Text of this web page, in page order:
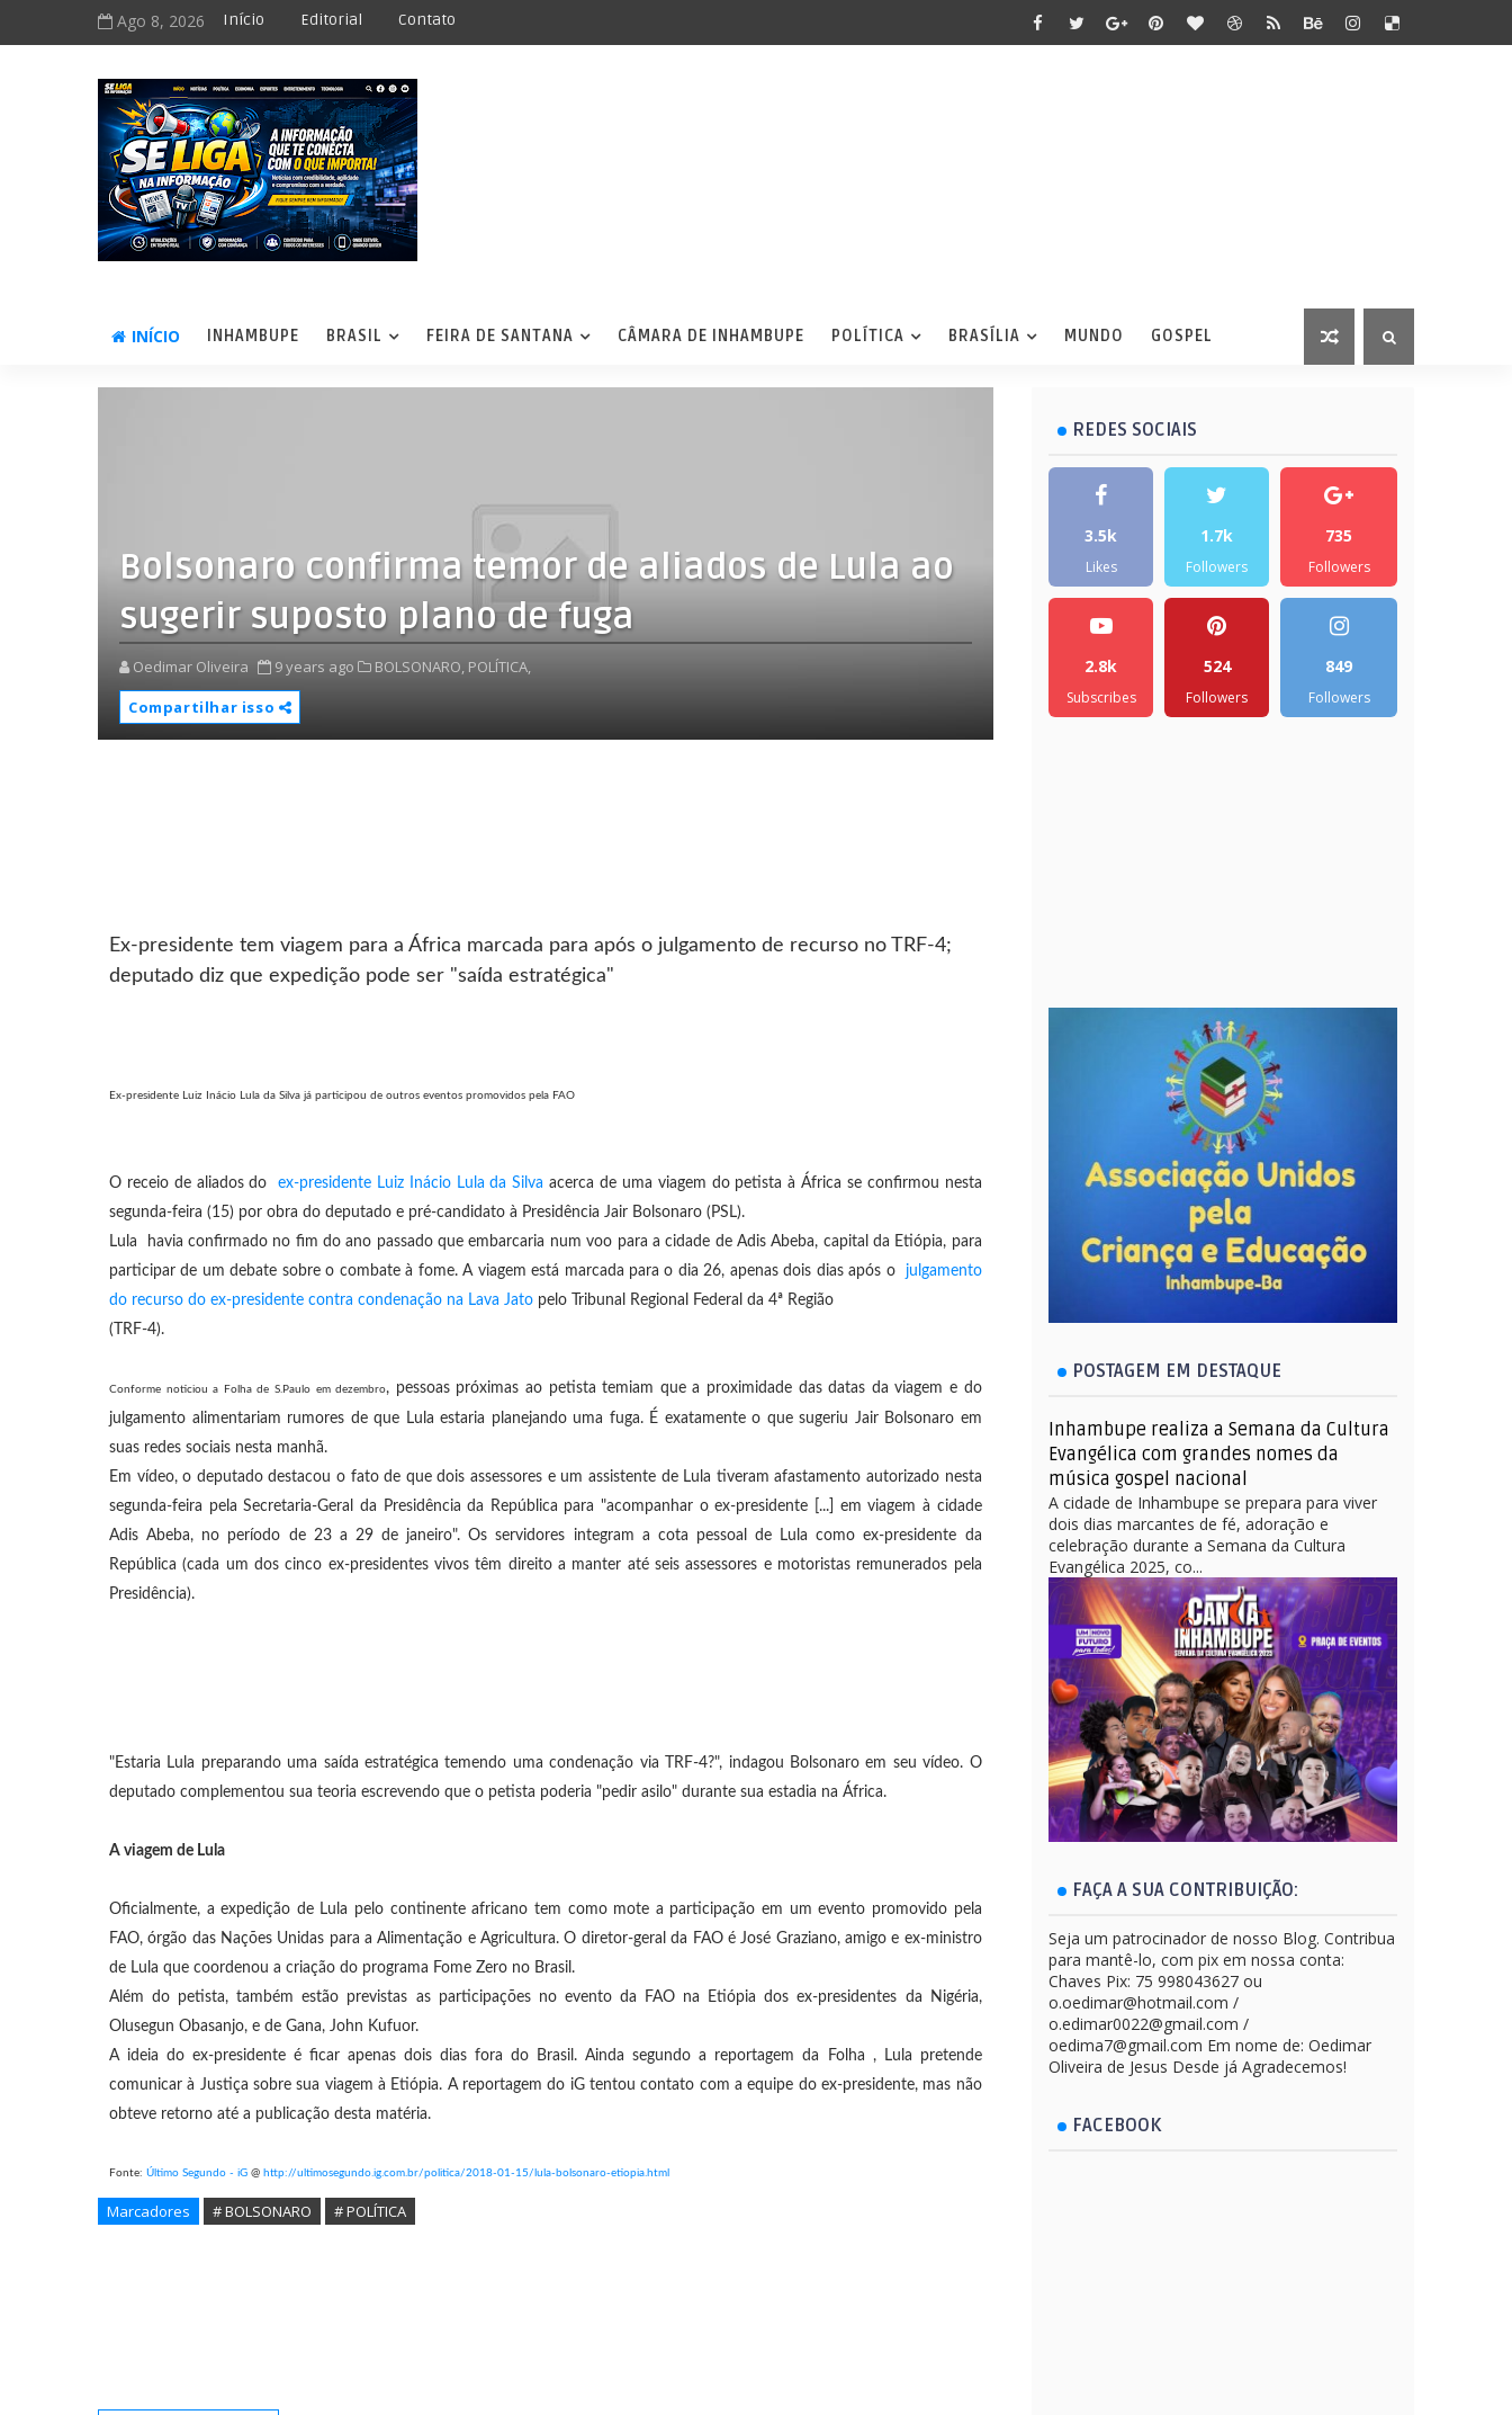
Ago 8, 2026 Início Editorial Contato
INÍCIO INHAMBUPE BRASIL FEIRA DE SANTANA CÂMARA DE INHAMBUPE POLÍTICA BRASÍLIA MUNDO GOSPEL
Bolsonaro confirma temor de aliados de Lula ao
sugerir suposto plano de fuga
Oedimar Oliveira 9 years ago BOLSONARO, POLÍTICA,
Compartilhar isso
Ex-presidente tem viagem para a África marcada para após o julgamento de recurso no TRF-4;
deputado diz que expedição pode ser "saída estratégica"
Ex-presidente Luiz Inácio Lula da Silva já participou de outros eventos promovidos pela FAO
O receio de aliados doex-presidente Luiz Inácio Lula da Silva acerca de uma viagem do petista à África se confirmou nesta
segunda-feira (15) por obra do deputado e pré-candidato à Presidência Jair Bolsonaro (PSL).
Lula
havia confirmado no fim do ano passado que embarcaria num voo para a cidade de Adis Abeba, capital da Etiópia, para
participar de um debate sobre o combate à fome. A viagem está marcada para o dia 26, apenas dois dias após o
julgamento
do recurso do ex-presidente contra condenação na Lava Jato pelo Tribunal Regional Federal da 4ª Região
(TRF-4).
Conforme noticiou a Folha de S.Paulo em dezembro, pessoas próximas ao petista temiam que a proximidade das datas da viagem e do
julgamento alimentariam rumores de que Lula estaria planejando uma fuga. É exatamente o que sugeriu Jair Bolsonaro em
suas redes sociais nesta manhã.
Em vídeo, o deputado destacou o fato de que dois assessores e um assistente de Lula tiveram afastamento autorizado nesta
segunda-feira pela Secretaria-Geral da Presidência da República para "acompanhar o ex-presidente [...] em viagem à cidade
Adis Abeba, no período de 23 a 29 de janeiro". Os servidores integram a cota pessoal de Lula como ex-presidente da
República (cada um dos cinco ex-presidentes vivos têm direito a manter até seis assessores e motoristas remunerados pela
Presidência).
"Estaria Lula preparando uma saída estratégica temendo uma condenação via TRF-4?", indagou Bolsonaroem seu vídeo. O
deputado complementou sua teoria escrevendo que o petista poderia "pedir asilo" durante sua estadia na África.
A viagem de Lula
Oficialmente, a expedição de Lula pelo continente africano tem como mote a participação em um evento promovido pela
FAO, órgão das Nações Unidas para a Alimentação e Agricultura. O diretor-geral da FAO é José Graziano, amigo e ex-ministro
de Lula que coordenou a criação do programa Fome Zero no Brasil.
Além do petista, também estão previstas as participações no evento da FAO na Etiópia dos ex-presidentes da Nigéria,
Olusegun Obasanjo, e de Gana, John Kufuor.
A ideia do ex-presidente é ficar apenas dois dias fora do Brasil. Ainda segundo a reportagem da
Folha , Lula pretende
comunicar à Justiça sobre sua viagem à Etiópia. A reportagem do iGtentou contato com a equipe do ex-presidente, mas não
obteve retorno até a publicação desta matéria.
Fonte: Último Segundo - iG @ http://ultimosegundo.ig.com.br/politica/2018-01-15/lula-bolsonaro-etiopia.html
Marcadores # BOLSONARO # POLÍTICA
REDES SOCIAIS
3.5k
Likes
1.7k
Followers
735
Followers
2.8k
Subscribes
524
Followers
849
Followers
POSTAGEM EM DESTAQUE
Inhambupe realiza a Semana da Cultura
Evangélica com grandes nomes da
música gospel nacional
A cidade de Inhambupe se prepara para viver
dois dias marcantes de fé, adoração e
celebração durante a Semana da Cultura
Evangélica 2025, co...
FAÇA A SUA CONTRIBUIÇÃO:
Seja um patrocinador de nosso Blog. Contribua
para mantê-lo, com pix em nossa conta:
Chaves Pix: 75 998043627 ou
o.oedimar@hotmail.com /
o.edimar0022@gmail.com /
oedima7@gmail.com Em nome de: Oedimar
Oliveira de Jesus Desde já Agradecemos!
FACEBOOK